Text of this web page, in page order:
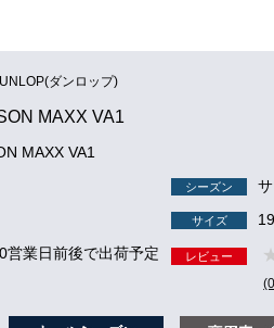
ダンロップ)
MAXX VA1
MAXX VA1
シーズン
サイズ
営業日前後で出荷予定
レビュー